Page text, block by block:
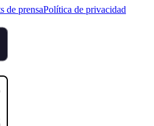
de prensaPolítica de privacidad